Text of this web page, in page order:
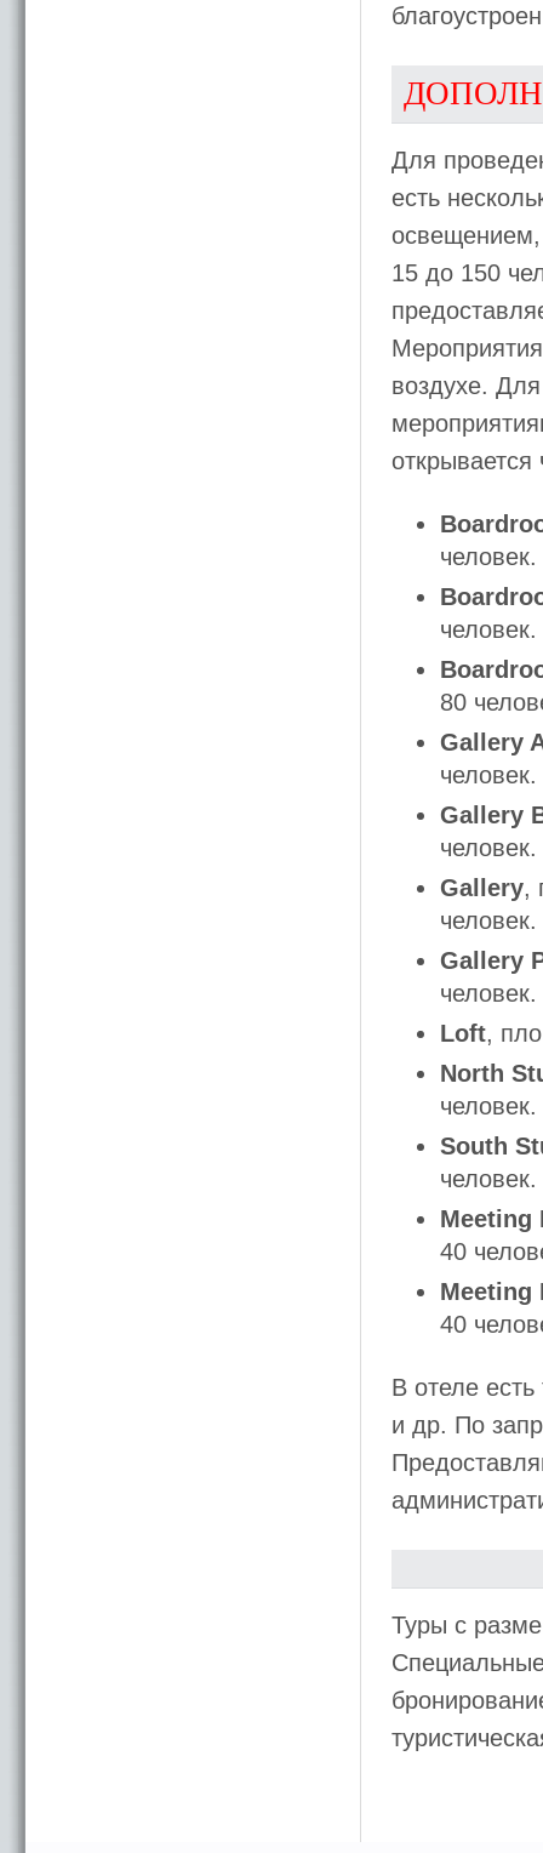
Для
есть
освещением,
15 до 150
воздухе.
человек.
человек.
80
Gallery
человек.
Gallery
человек.
Gallery,
человек.
Gallery
человек.
Loft,
North
человек.
South
человек.
Meeting
40
Meeting
40
В отеле
и др. По
Туры с